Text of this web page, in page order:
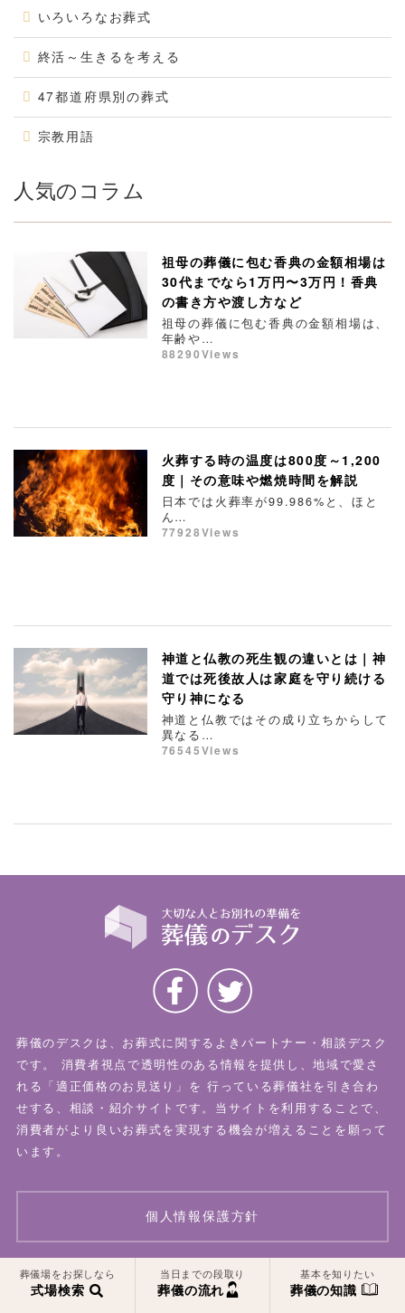
一覧はこちら
いろいろなお葬式
終活～生きるを考える
47都道府県別の葬式
宗教用語
人気のコラム
祖母の葬儀に包む香典の金額相場は
30代までなら1万円〜3万円！香典
の書き方や渡し方など
祖母の葬儀に包む香典の金額相場は、
年齢や…
88290Views
火葬する時の温度は800度～1,200
度｜その意味や燃焼時間を解説
日本では火葬率が99.986%と、ほと
ん…
77928Views
神道と仏教の死生観の違いとは｜神
道では死後故人は家庭を守り続ける
守り神になる
神道と仏教ではその成り立ちからして
異なる…
76545Views
一覧はこちら
葬儀場をお探しなら
式場検索
当日までの段取り
葬儀の流れ
基本を知りたい
葬儀の知識
葬儀のデスクは、お葬式に関するよきパートナー・相談デスク
です。
消費者視点で透明性のある情報を提供し、地域で愛さ
れる「適正価格のお見送り」を 行っている葬儀社を引き合わ
せする、相談・紹介サイトです。当サイトを利用することで、
消費者がより良いお葬式を実現する機会が増えることを願って
います。
個人情報保護方針
© 2026 葬儀のデスク All Rights Reserved.